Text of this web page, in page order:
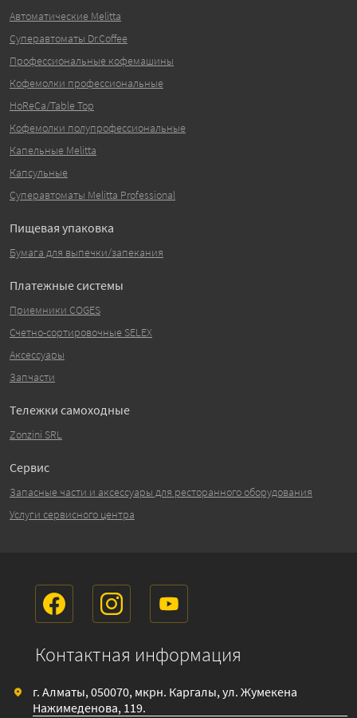
Автоматические Melitta
Суперавтоматы Dr.Coffee
Профессиональные кофемашины
Кофемолки профессиональные
HoReCa/Table Top
Кофемолки полупрофессиональные
Капельные Melitta
Капсульные
Суперавтоматы Melitta Professional
Пищевая упаковка
Бумага для выпечки/запекания
Платежные системы
Приемники COGES
Счетно-сортировочные SELEX
Аксессуары
Запчасти
Тележки самоходные
Zonzini SRL
Сервис
Запасные части и аксессуары для ресторанного оборудования
Услуги сервисного центра
Контактная информация
г. Алматы, 050070, мкрн. Каргалы, ул. Жумекена
Нажимеденова, 119.